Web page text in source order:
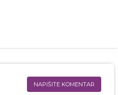
NAPIŠITE KOMENTAR